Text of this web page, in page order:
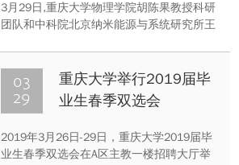
究成果
3月29日,重庆大学物理学院胡陈果教授科研
团队和中科院北京纳米能源与系统研究所王
nanogenerator”以重庆大学为第一单位在
Nature Communications 上发表。
03
29
重庆大学举行2019届毕
业生春季双选会
2019年3月26日-29日，重庆大学2019届毕
业生春季双选会在A区主教一楼招聘大厅举